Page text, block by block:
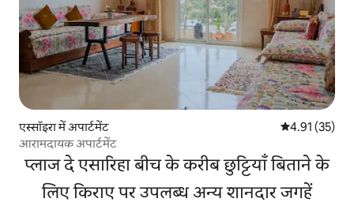
एस्सॉइरा में अपार्टमेंट औसत रेटिंग 5 में
4.91 (35)
आरामदायक अपार्टमेंट
प्लाज दे एसारिहा बीच के करीब छुट्टियाँ बिताने के
लिए किराए पर उपलब्ध अन्य शानदार जगहें